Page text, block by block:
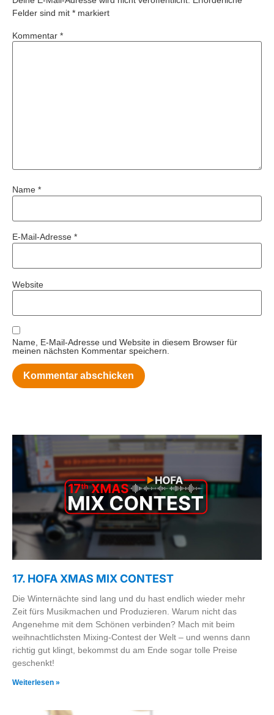
Felder sind mit * markiert
Kommentar *
Name *
E-Mail-Adresse *
Website
Name, E-Mail-Adresse und Website in diesem Browser für
meinen nächsten Kommentar speichern.
17. HOFA XMAS MIX CONTEST
Die Winternächte sind lang und du hast endlich wieder mehr
Zeit fürs Musikmachen und Produzieren. Warum nicht das
Angenehme mit dem Schönen verbinden? Mach mit beim
weihnachtlichsten Mixing-Contest der Welt – und wenns dann
richtig gut klingt, bekommst du am Ende sogar tolle Preise
geschenkt!
Weiterlesen »